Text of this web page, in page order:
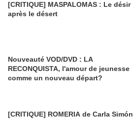
[CRITIQUE] MASPALOMAS : Le désir
après le désert
Nouveauté VOD/DVD : LA
RECONQUISTA, l'amour de jeunesse
comme un nouveau départ?
[CRITIQUE] ROMERIA de Carla Simón